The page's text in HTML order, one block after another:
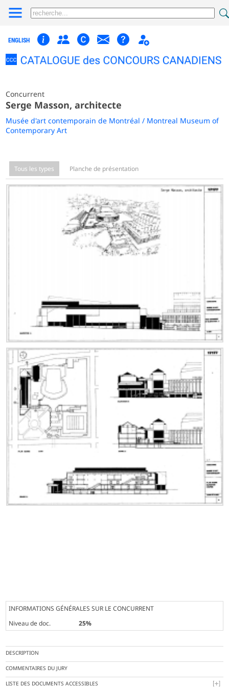
ENGLISH
Concurrent
Serge Masson, architecte
Musée d'art contemporain de Montréal / Montreal Museum of
Contemporary Art
Tous les types Planche de présentation
INFORMATIONS GÉNÉRALES SUR LE CONCURRENT
Niveau de doc.
25%
DESCRIPTION
COMMENTAIRES DU JURY
LISTE DES DOCUMENTS ACCESSIBLES